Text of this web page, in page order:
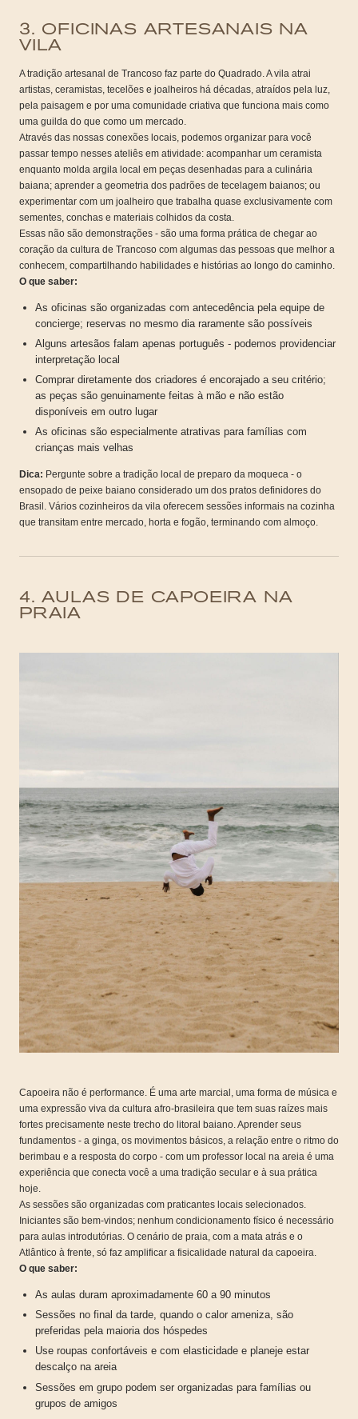
3. OFICINAS ARTESANAIS NA
VILA
A tradição artesanal de Trancoso faz parte do Quadrado. A vila atrai
artistas, ceramistas, tecelões e joalheiros há décadas, atraídos pela luz,
pela paisagem e por uma comunidade criativa que funciona mais como
uma guilda do que como um mercado.
Através das nossas conexões locais, podemos organizar para você
passar tempo nesses ateliês em atividade: acompanhar um ceramista
enquanto molda argila local em peças desenhadas para a culinária
baiana; aprender a geometria dos padrões de tecelagem baianos; ou
experimentar com um joalheiro que trabalha quase exclusivamente com
sementes, conchas e materiais colhidos da costa.
Essas não são demonstrações - são uma forma prática de chegar ao
coração da cultura de Trancoso com algumas das pessoas que melhor a
conhecem, compartilhando habilidades e histórias ao longo do caminho.
O que saber:
As oficinas são organizadas com antecedência pela equipe de
concierge; reservas no mesmo dia raramente são possíveis
Alguns artesãos falam apenas português - podemos providenciar
interpretação local
Comprar diretamente dos criadores é encorajado a seu critério;
as peças são genuinamente feitas à mão e não estão
disponíveis em outro lugar
As oficinas são especialmente atrativas para famílias com
crianças mais velhas
Dica: Pergunte sobre a tradição local de preparo da moqueca - o
ensopado de peixe baiano considerado um dos pratos definidores do
Brasil. Vários cozinheiros da vila oferecem sessões informais na cozinha
que transitam entre mercado, horta e fogão, terminando com almoço.
4. AULAS DE CAPOEIRA NA
PRAIA
Capoeira não é performance. É uma arte marcial, uma forma de música e
uma expressão viva da cultura afro-brasileira que tem suas raízes mais
fortes precisamente neste trecho do litoral baiano. Aprender seus
fundamentos - a ginga, os movimentos básicos, a relação entre o ritmo do
berimbau e a resposta do corpo - com um professor local na areia é uma
experiência que conecta você a uma tradição secular e à sua prática
hoje.
As sessões são organizadas com praticantes locais selecionados.
Iniciantes são bem-vindos; nenhum condicionamento físico é necessário
para aulas introdutórias. O cenário de praia, com a mata atrás e o
Atlântico à frente, só faz amplificar a fisicalidade natural da capoeira.
O que saber:
As aulas duram aproximadamente 60 a 90 minutos
Sessões no final da tarde, quando o calor ameniza, são
preferidas pela maioria dos hóspedes
Use roupas confortáveis e com elasticidade e planeje estar
descalço na areia
Sessões em grupo podem ser organizadas para famílias ou
grupos de amigos